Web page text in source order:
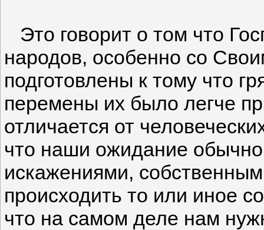
Это говорит о том что
народов, особенно со
подготовлены к тому что
перемены их было легче
отличается от
что наши ожидание
искажениями,
происходить то или иное
что на самом деле нам